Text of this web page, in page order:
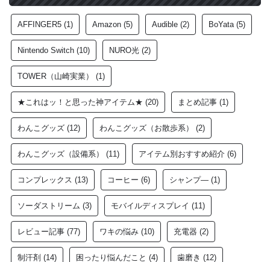
AFFINGER5 (1) Amazon (5) Audible (2) BoYata (5)
Nintendo Switch (10) NURO光 (2)
TOWER（山崎実業） (1)
★これはッ！と思った神アイテム★ (20) まとめ記事 (1)
わんこグッズ (12) わんこグッズ（お散歩系） (2)
わんこグッズ（設備系） (11) アイテム別おすすめ紹介 (6)
コンプレックス (13) コーヒー (6) シャンプ― (1)
ソーダストリーム (3) モバイルディスプレイ (11)
レビュー記事 (77) ワキの悩み (10) 充電器 (2)
制汗剤 (14) 困ったり悩んだこと (4) 歯磨き (12)